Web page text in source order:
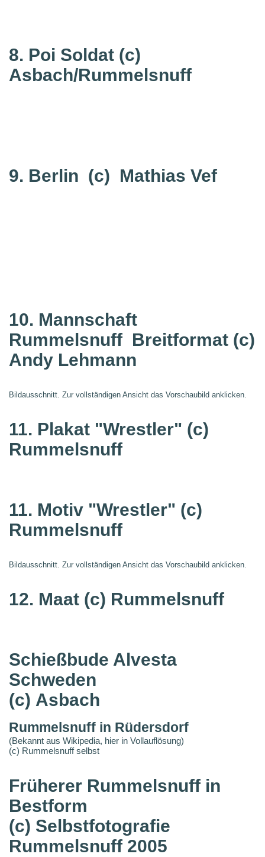
8. Poi Soldat (c)
Asbach/Rummelsnuff
9. Berlin (c) Mathias Vef
10. Mannschaft
Rummelsnuff Breitformat (c)
Andy Lehmann
Bildausschnitt. Zur vollständigen Ansicht das Vorschaubild anklicken.
11. Plakat "Wrestler" (c)
Rummelsnuff
11. Motiv "Wrestler" (c)
Rummelsnuff
Bildausschnitt. Zur vollständigen Ansicht das Vorschaubild anklicken.
12. Maat (c) Rummelsnuff
Schießbude Alvesta
Schweden
(c) Asbach
Rummelsnuff in Rüdersdorf
(Bekannt aus Wikipedia, hier in Vollauflösung)
(c) Rummelsnuff selbst
Früherer Rummelsnuff in
Bestform
(c) Selbstfotografie
Rummelsnuff 2005